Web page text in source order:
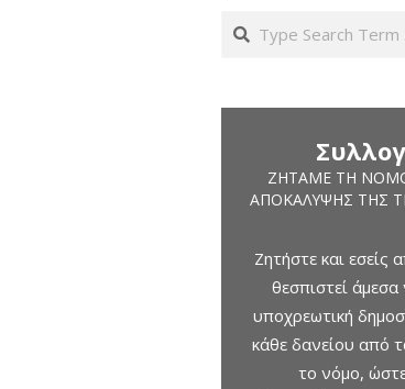
Search
ΖΗΤΆΜΕ ΤΗ
ΑΠΟΚΆΛΥΨΗΣ ΤΗΣ
Ζητήστε και εσείς
θεσπιστεί
υποχρεωτική
κάθε δανείου από
το νόμο,